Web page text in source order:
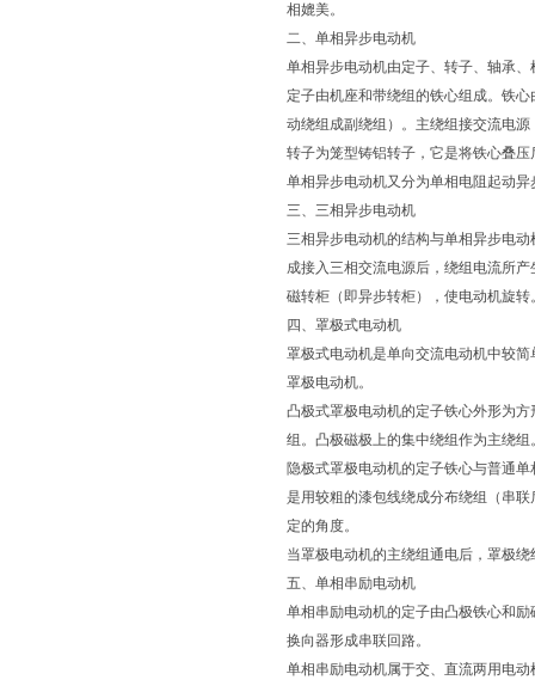
相媲美。
二、单相异步电动机
单相异步电动机由定子、转子、轴承
定子由机座和带绕组的铁心组成。铁
动绕组成副绕组）。主绕组接交流电
转子为笼型铸铝转子，它是将铁心叠
单相异步电动机又分为单相电阻起动
三、三相异步电动机
三相异步电动机的结构与单相异步电
成接入三相交流电源后，绕组电流所
磁转柜（即异步转柜），使电动机旋转
四、罩极式电动机
罩极式电动机是单向交流电动机中较
罩极电动机。
凸极式罩极电动机的定子铁心外形为
组。凸极磁极上的集中绕组作为主绕组
隐极式罩极电动机的定子铁心与普通
是用较粗的漆包线绕成分布绕组（串
定的角度。
当罩极电动机的主绕组通电后，罩极
五、单相串励电动机
单相串励电动机的定子由凸极铁心和
换向器形成串联回路。
单相串励电动机属于交、直流两用电